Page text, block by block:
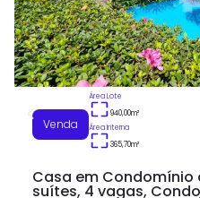
Venda
Área Lote
940,00m²
Área Interna
365,70m²
Casa em Condomínio
suítes, 4 vagas,